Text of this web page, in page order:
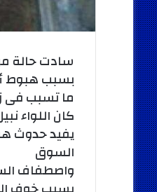
سادت حالة
بسبب هبوط
ما تسبب فى
كان اللواء
يفيد حدوث
السوق
واصطفاف